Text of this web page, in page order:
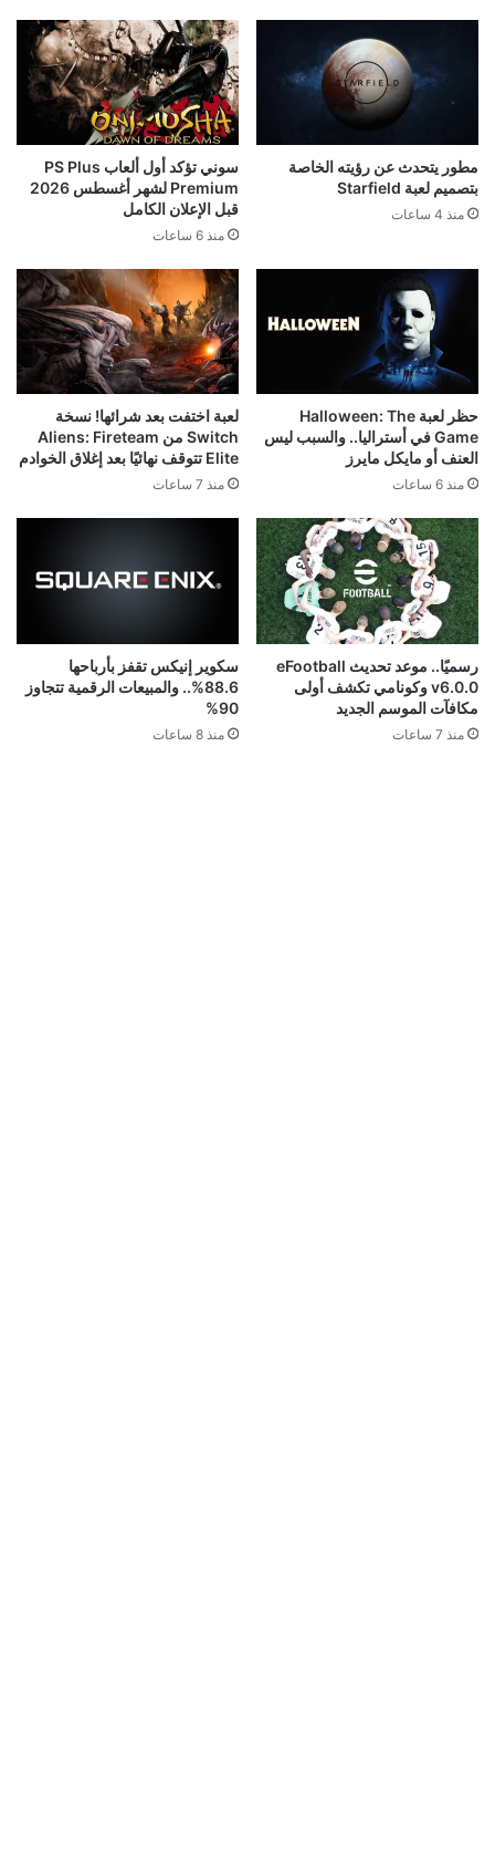
مطور يتحدث عن رؤيته الخاصة
بتصميم لعبة Starfield
منذ 4 ساعات
سوني تؤكد أول ألعاب PS Plus
Premium لشهر أغسطس 2026
قبل الإعلان الكامل
منذ 6 ساعات
حظر لعبة Halloween: The
Game في أستراليا.. والسبب ليس
العنف أو مايكل مايرز
منذ 6 ساعات
لعبة اختفت بعد شرائها! نسخة
Switch من Aliens: Fireteam
Elite تتوقف نهائيًا بعد إغلاق الخوادم
منذ 7 ساعات
رسميًا.. موعد تحديث eFootball
v6.0.0 وكونامي تكشف أولى
مكافآت الموسم الجديد
منذ 7 ساعات
سكوير إنيكس تقفز بأرباحها
88.6%.. والمبيعات الرقمية تتجاوز
90%
منذ 8 ساعات